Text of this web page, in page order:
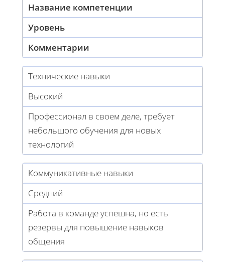
Название компетенции
Уровень
Комментарии
Технические навыки
Высокий
Профессионал в своем деле, требует
небольшого обучения для новых
технологий
Коммуникативные навыки
Средний
Работа в команде успешна, но есть
резервы для повышение навыков
общения